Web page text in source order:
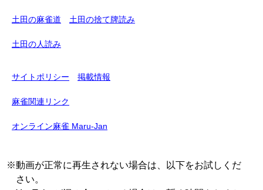
土田の麻雀道 土田の捨て牌読み
土田の人読み
サイトポリシー 掲載情報
麻雀関連リンク
オンライン麻雀 Maru-Jan
※動画が正常に再生されない場合は、以下をお試しくだ
さい。